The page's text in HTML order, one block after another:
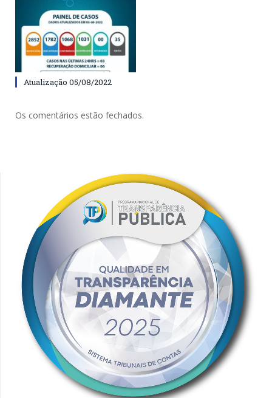
Atualização 05/08/2022
Os comentários estão fechados.